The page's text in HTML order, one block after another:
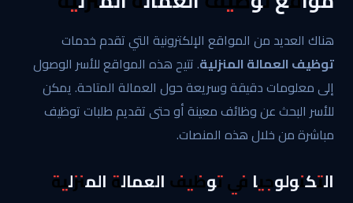
هناك العديد من المواقع الإلكترونية التي تقدم خدمات
توظيف العمالة المنزلية. تتيح هذه المواقع للأسر الوصول
إلى معلومات دقيقة وسريعة حول العمالة المتاحة. يمكن
للأسر البحث عن وظائف معينة أو حتى تقديم طلبات توظيف
مباشرة من خلال هذه المنصات.
التكنولوجيا في توظيف العمالة المنزلية